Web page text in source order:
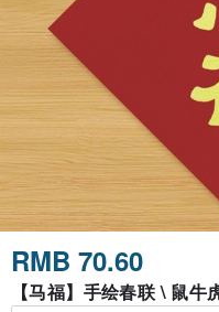
RMB 70.60
【马福】手绘春联 \ 鼠